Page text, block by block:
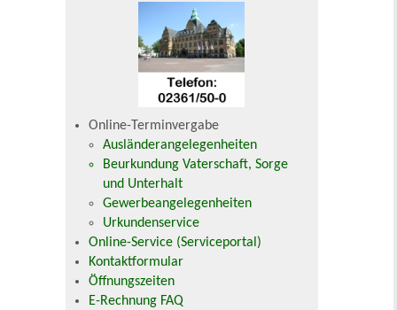
Online-Terminvergabe
Ausländerangelegenheiten
Beurkundung Vaterschaft, Sorge
und Unterhalt
Gewerbeangelegenheiten
Urkundenservice
Online-Service (Serviceportal)
Kontaktformular
Öffnungszeiten
E-Rechnung FAQ